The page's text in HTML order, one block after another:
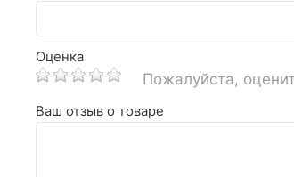
Оценка
Пожалуйста,
Ваш отзыв о товаре